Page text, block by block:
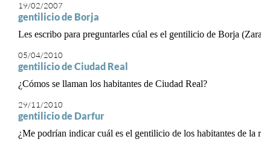
19/02/2007
gentilicio de Borja
Les escribo para preguntarles cúal es el gentilicio de Borja
05/04/2010
gentilicio de Ciudad Real
¿Cómos se llaman los habitantes de Ciudad Real?
29/11/2010
gentilicio de Darfur
¿Me podrían indicar cuál es el gentilicio de los habitantes de la